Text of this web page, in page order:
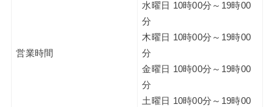
営業時間
水曜日 10時00分～19時00
分
木曜日 10時00分～19時00
分
金曜日 10時00分～19時00
分
土曜日 10時00分～19時00